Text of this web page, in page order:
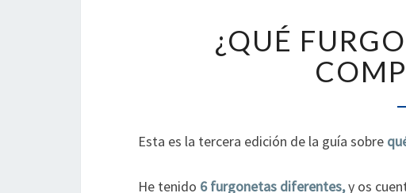
¿QUÉ
Esta es la tercera edición de la guía sobre
He tenido 6 furgonetas diferentes,y os